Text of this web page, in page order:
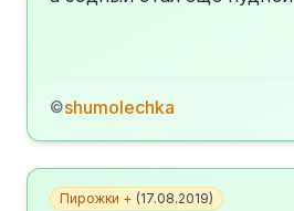
©shumolechka
Пирожки + (17.08.2019)